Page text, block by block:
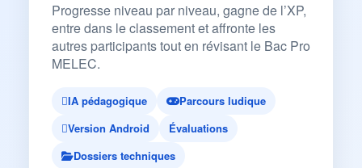
Progresse niveau par niveau, gagne de l’XP,
entre dans le classement et affronte les
autres participants tout en révisant le Bac Pro
MELEC.
IA pédagogique
Parcours ludique
Version Android
Évaluations
Dossiers techniques